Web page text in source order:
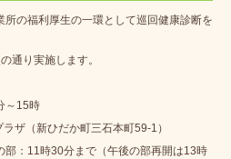
の福利厚生の一環として巡回健康診断を
通り実施します。
15時
（新ひだか町三石本町59-1）
30分まで（午後の部再開は13時